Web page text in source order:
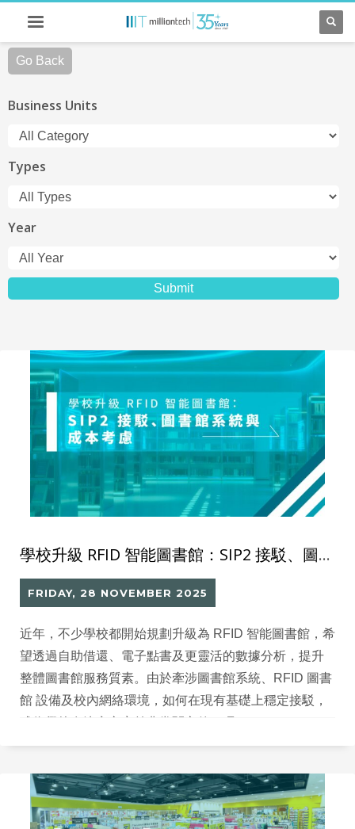
Go Back
Business Units
Types
Year
學校升級 RFID 智能圖書館：SIP2 接駁、圖書館系統與成本考慮
FRIDAY, 28 NOVEMBER 2025
近年，不少學校都開始規劃升級為 RFID 智能圖書館，希
望透過自助借還、電子點書及更靈活的數據分析，提升
整體圖書館服務質素。由於牽涉圖書館系統、RFID 圖書
館 設備及校內網絡環境，如何在現有基礎上穩定接駁，